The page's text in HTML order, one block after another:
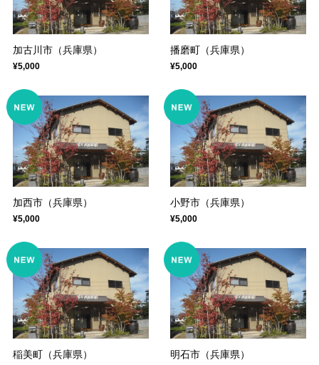
加古川市（兵庫県）
¥5,000
播磨町（兵庫県）
¥5,000
加西市（兵庫県）
¥5,000
小野市（兵庫県）
¥5,000
稲美町（兵庫県） 明石市（兵庫県）